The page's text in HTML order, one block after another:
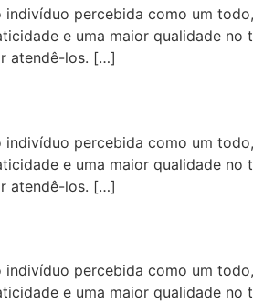
indivíduo percebida como um
e uma maior qualidade no
atendê-los. […]
indivíduo percebida como um
e uma maior qualidade no
atendê-los. […]
indivíduo percebida como um
e uma maior qualidade no